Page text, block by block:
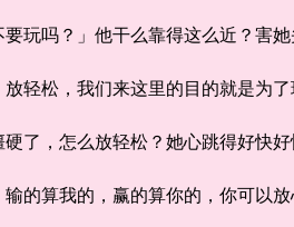
吗？」他干么靠得这么近？害她
松，我们来这里的目的就是为了
，怎么放轻松？她心跳得好快好
算我的，赢的算你的，你可以放